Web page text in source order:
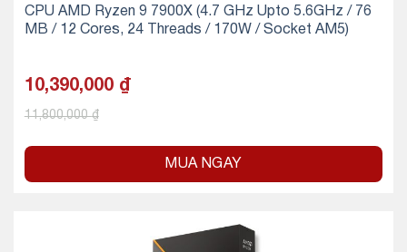
CPU AMD Ryzen 9 7900X (4.7 GHz Upto 5.6GHz / 76
MB / 12 Cores, 24 Threads / 170W / Socket AM5)
10,390,000 ₫
11,800,000₫
MUA NGAY